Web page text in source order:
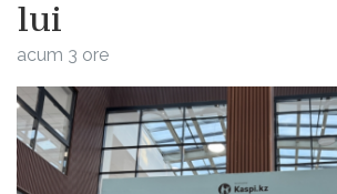
lui
acum 3 ore